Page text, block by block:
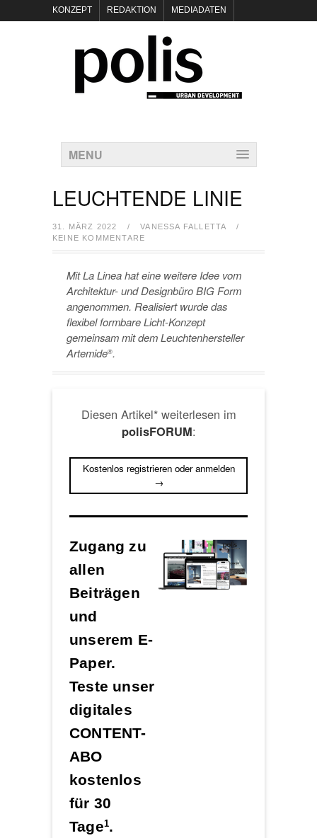
KONZEPT REDAKTION MEDIADATEN
POLIS KEYNOTES
KONTAKT DATENSCHUTZ IMPRESSUM
MENU
LEUCHTENDE LINIE
31. MÄRZ 2022 / VANESSA FALLETTA
/
KEINE KOMMENTARE
Mit La Linea hat eine weitere Idee vom
Architektur- und Designbüro BIG Form
angenommen. Realisiert wurde das
flexibel formbare Licht-Konzept
gemeinsam mit dem Leuchtenhersteller
Artemide®.
Diesen Artikel* weiterlesen im
polisFORUM:
Kostenlos registrieren oder anmelden
→
Zugang zu
allen
Beiträgen
und
unserem E-
Paper.
Teste unser
digitales
CONTENT-
ABO
kostenlos
für 30
Tage1.